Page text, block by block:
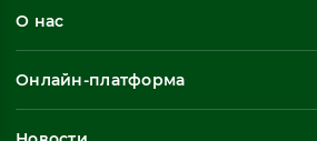
Профессиональная переподготовка
Профессиональное обучение
О нас
Онлайн-платформа